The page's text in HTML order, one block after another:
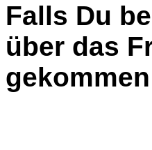
Falls Du
über das